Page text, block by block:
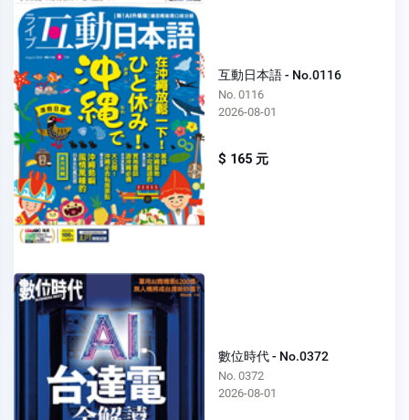
互動日本語 - No.0116
No. 0116
2026-08-01
$ 165 元
數位時代 - No.0372
No. 0372
2026-08-01